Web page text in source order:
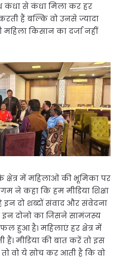
कंधा से कंधा मिला कर हर
हैं बल्कि वो उनसे ज्यादा
किसान का दर्जा नहीं
क्षेत्र में महिलाओं की भूमिका पर
ने कहा कि हम मीडिया शिक्षा
इन दो शब्दों संवाद और संवेदना
दोनो का जिसने सामंजस्य
हुआ है। महिलाएं हर क्षेत्र में
हैं। मीडिया की बात करें तो इस
तो वो ये सोच कर आती है कि वो